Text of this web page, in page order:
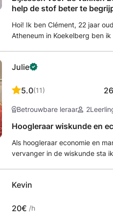
help de stof beter te
Hoi! Ik ben Clément, 22 jaar
Atheneum in Koekelberg ben
medestudenten geholpen met
enthousiast te maken voor het
je een duidelijk overzicht krijgt
Julie
5.0(11)
Betrouwbare leraar 2
Hoogleraar wiskunde en
Als hoogleraar economie en
vervanger in de wiskunde sta
voor te stellen.
Kevin
20€ /h